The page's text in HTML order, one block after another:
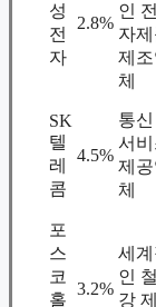
성
전
자
2.8%
인 전
자
제조
체
SK
텔
레
콤
4.5%
통신
서
제공
체
포
스
코
홀
3.2%
세계
인 철
강 제